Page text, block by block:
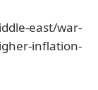
east/war-
inflation-